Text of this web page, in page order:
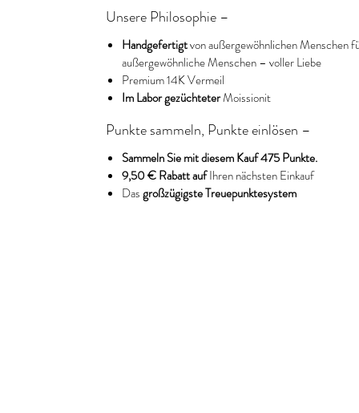
Unsere Philosophie –
Handgefertigtvon außergewöhnlichen Menschen
außergewöhnliche Menschen – voller Liebe
Premium14K Vermeil
Im Labor gezüchteterMoissionit
Punkte sammeln, Punkte einlösen –
Sammeln Sie mit diesem Kauf 475 Punkte.
9,50 € Rabatt aufIhren nächsten Einkauf
Dasgroßzügigste Treuepunktesystem